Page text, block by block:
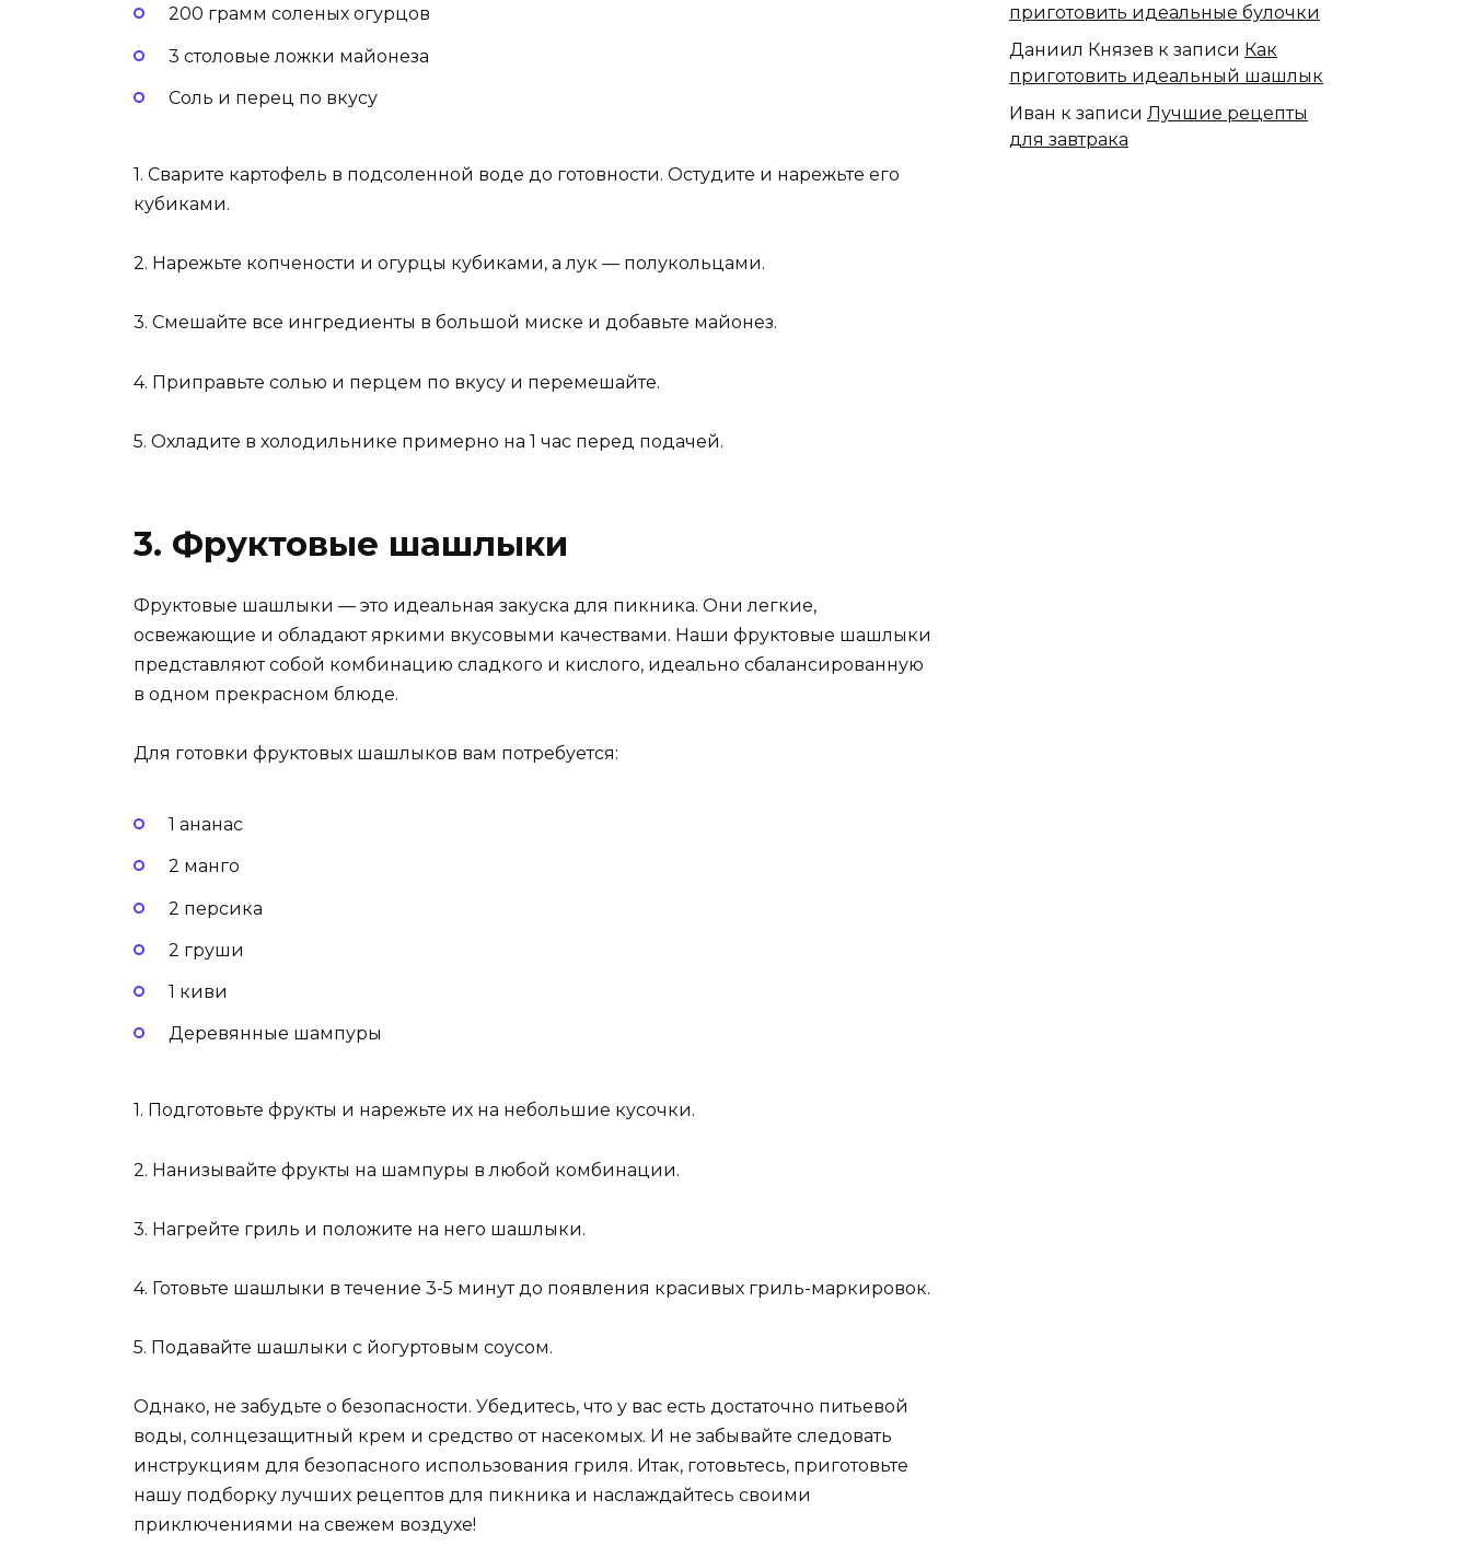
200 грамм соленых огурцов
3 столовые ложки майонеза
Соль и перец по вкусу
1. Сварите картофель в подсоленной воде до готовности. Остудите и нарежьте его
кубиками.
2. Нарежьте копчености и огурцы кубиками, а лук — полукольцами.
3. Смешайте все ингредиенты в большой миске и добавьте майонез.
4. Приправьте солью и перцем по вкусу и перемешайте.
5. Охладите в холодильнике примерно на 1 час перед подачей.
3. Фруктовые шашлыки
Фруктовые шашлыки — это идеальная закуска для пикника. Они легкие,
освежающие и обладают яркими вкусовыми качествами. Наши фруктовые шашлыки
представляют собой комбинацию сладкого и кислого, идеально сбалансированную
в одном прекрасном блюде.
Для готовки фруктовых шашлыков вам потребуется:
1 ананас
2 манго
2 персика
2 груши
1 киви
Деревянные шампуры
1. Подготовьте фрукты и нарежьте их на небольшие кусочки.
2. Нанизывайте фрукты на шампуры в любой комбинации.
3. Нагрейте гриль и положите на него шашлыки.
4. Готовьте шашлыки в течение 3-5 минут до появления красивых гриль-маркировок.
5. Подавайте шашлыки с йогуртовым соусом.
Однако, не забудьте о безопасности. Убедитесь, что у вас есть достаточно питьевой
воды, солнцезащитный крем и средство от насекомых. И не забывайте следовать
инструкциям для безопасного использования гриля. Итак, готовьтесь, приготовьте
нашу подборку лучших рецептов для пикника и наслаждайтесь своими
приключениями на свежем воздухе!
приготовить идеальные булочки
Даниил Князев к записи Как
приготовить идеальный шашлык
Иван к записи Лучшие рецепты
для завтрака